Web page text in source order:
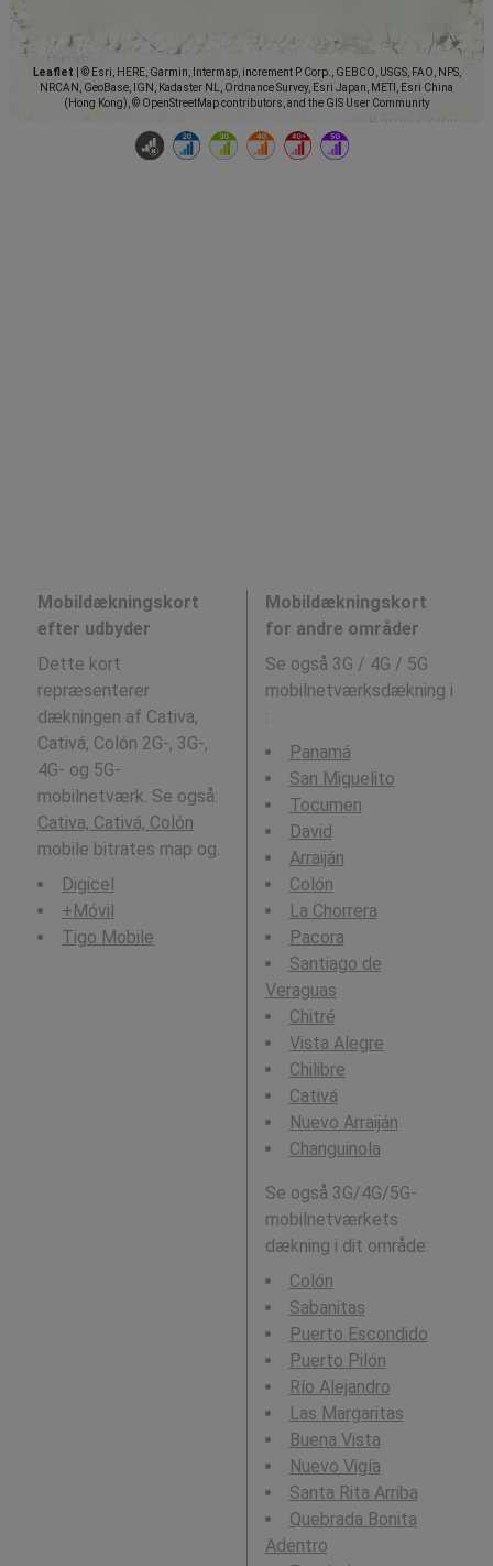
Leaflet
© Esri, HERE, Garmin, Intermap, increment P Corp., GEBCO, USGS, FAO, NPS,
NRCAN, GeoBase, IGN, Kadaster NL, Ordnance Survey, Esri Japan, METI, Esri China
(Hong Kong), © OpenStreetMap contributors, and the GIS User Community
Mobildækningskort
efter udbyder
Dette kort
repræsenterer
dækningen af Cativa,
Cativá, Colón 2G-, 3G-,
4G- og 5G-
mobilnetværk. Se også:
Cativa, Cativá, Colón
mobile bitrates map og.
Digicel
+Móvil
Tigo Mobile
Mobildækningskort
for andre områder
Se også 3G / 4G / 5G
mobilnetværksdækning i
:
Panamá
San Miguelito
Tocumen
David
Arraiján
Colón
La Chorrera
Pacora
Santiago de
Veraguas
Chitré
Vista Alegre
Chilibre
Cativá
Nuevo Arraiján
Changuinola
Se også 3G/4G/5G-
mobilnetværkets
dækning i dit område:
Colón
Sabanitas
Puerto Escondido
Puerto Pilón
Río Alejandro
Las Margaritas
Buena Vista
Nuevo Vigía
Santa Rita Arriba
Quebrada Bonita
Adentro